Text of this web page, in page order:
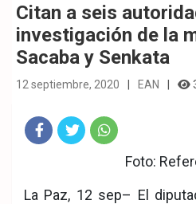
Citan a seis
investigación de la
Sacaba y Senkata
12 septiembre, 2020 EAN
tsA
Foto:
La Paz, 12 sep– El